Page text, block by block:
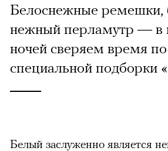
Белоснежные ремешки,
нежный перламутр — в
ночей сверяем время
специальной подборки
Белый заслуженно является